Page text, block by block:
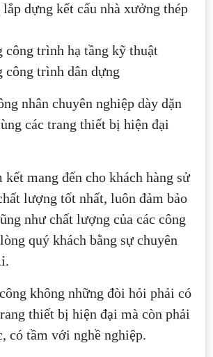
lắp dựng kết cấu nhà xưởng thép
công trình hạ tầng kỹ thuật
công trình dân dựng
nhân chuyên nghiệp dày dặn
các trang thiết bị hiện đại
kết mang đến cho khách hàng sử
lượng tốt nhất, luôn đảm bảo
như chất lượng của các công
quý khách bằng sự chuyên
không những đòi hỏi phải có
thiết bị hiện đại mà còn phải
có tầm với nghề nghiệp.